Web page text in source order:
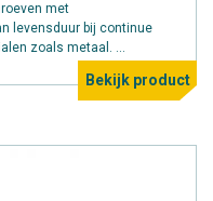
met
levensduur bij continue
zoals metaal. ...
Bekijk product